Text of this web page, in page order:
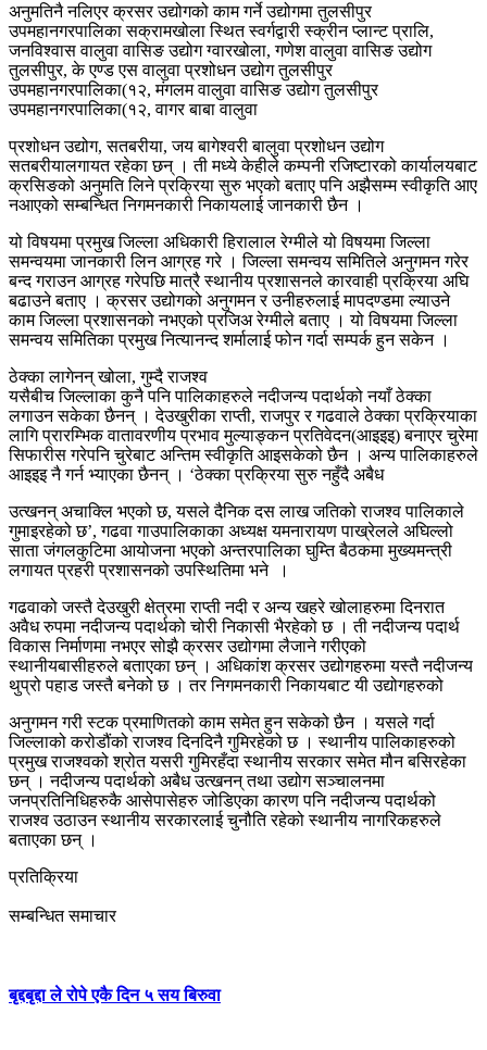
अनुमतिनै नलिएर क्रसर उद्योगको काम गर्ने उद्योगमा तुलसीपुर
उपमहानगरपालिका सक्रामखोला स्थित स्वर्गद्वारी स्क्रीन प्लान्ट प्रालि,
जनविश्वास वालुवा वासिङ उद्योग ग्वारखोला, गणेश वालुवा वासिङ उद्योग
तुलसीपुर, के एण्ड एस वालुवा प्रशोधन उद्योग तुलसीपुर
उपमहानगरपालिका(१२, मंगलम वालुवा वासिङ उद्योग तुलसीपुर
उपमहानगरपालिका(१२, वागर बाबा वालुवा
प्रशोधन उद्योग, सतबरीया, जय बागेश्वरी बालुवा प्रशोधन उद्योग
सतबरीयालगायत रहेका छन् । ती मध्ये केहीले कम्पनी रजिष्टारको कार्यालयबाट
क्रसिङको अनुमति लिने प्रक्रिया सुरु भएको बताए पनि अझैसम्म स्वीकृति आए
नआएको सम्बन्धित निगमनकारी निकायलाई जानकारी छैन ।
यो विषयमा प्रमुख जिल्ला अधिकारी हिरालाल रेग्मीले यो विषयमा जिल्ला
समन्वयमा जानकारी लिन आग्रह गरे । जिल्ला समन्वय समितिले अनुगमन गरेर
बन्द गराउन आग्रह गरेपछि मात्रै स्थानीय प्रशासनले कारवाही प्रक्रिया अघि
बढाउने बताए । क्रसर उद्योगको अनुगमन र उनीहरुलाई मापदण्डमा ल्याउने
काम जिल्ला प्रशासनको नभएको प्रजिअ रेग्मीले बताए । यो विषयमा जिल्ला
समन्वय समितिका प्रमुख नित्यानन्द शर्मालाई फोन गर्दा सम्पर्क हुन सकेन ।
ठेक्का लागेनन् खोला, गुम्दै राजश्व
यसैबीच जिल्लाका कुनै पनि पालिकाहरुले नदीजन्य पदार्थको नयाँ ठेक्का
लगाउन सकेका छैनन् । देउखुरीका राप्ती, राजपुर र गढवाले ठेक्का प्रक्रियाका
लागि प्रारम्भिक वातावरणीय प्रभाव मुल्याङ्कन प्रतिवेदन(आइइइ) बनाएर चुरेमा
सिफारीस गरेपनि चुरेबाट अन्तिम स्वीकृति आइसकेको छैन । अन्य पालिकाहरुले
आइइइ नै गर्न भ्याएका छैनन् । ‘ठेक्का प्रक्रिया सुरु नहुँदै अबैध
उत्खनन् अचाक्लि भएको छ, यसले दैनिक दस लाख जतिको राजश्व पालिकाले
गुमाइरहेको छ’, गढवा गाउपालिकाका अध्यक्ष यमनारायण पाख्रेलले अघिल्लो
साता जंगलकुटिमा आयोजना भएको अन्तरपालिका घुम्ति बैठकमा मुख्यमन्त्री
लगायत प्रहरी प्रशासनको उपस्थितिमा भने ।
गढवाको जस्तै देउखुरी क्षेत्रमा राप्ती नदी र अन्य खहरे खोलाहरुमा दिनरात
अवैध रुपमा नदीजन्य पदार्थको चोरी निकासी भैरहेको छ । ती नदीजन्य पदार्थ
विकास निर्माणमा नभएर सोझै क्रसर उद्योगमा लैजाने गरीएको
स्थानीयबासीहरुले बताएका छन् । अधिकांश क्रसर उद्योगहरुमा यस्तै नदीजन्य
थुप्रो पहाड जस्तै बनेको छ । तर निगमनकारी निकायबाट यी उद्योगहरुको
अनुगमन गरी स्टक प्रमाणितको काम समेत हुन सकेको छैन । यसले गर्दा
जिल्लाको करोडौंको राजश्व दिनदिनै गुमिरहेको छ । स्थानीय पालिकाहरुको
प्रमुख राजश्वको श्रोत यसरी गुमिरहँदा स्थानीय सरकार समेत मौन बसिरहेका
छन् । नदीजन्य पदार्थको अबैध उत्खनन् तथा उद्योग सञ्चालनमा
जनप्रतिनिधिहरुकै आसेपासेहरु जोडिएका कारण पनि नदीजन्य पदार्थको
राजश्व उठाउन स्थानीय सरकारलाई चुनौति रहेको स्थानीय नागरिकहरुले
बताएका छन् ।
प्रतिक्रिया
सम्बन्धित समाचार
बृद्दबृद्दा ले रोपे एकै दिन ५ सय बिरुवा